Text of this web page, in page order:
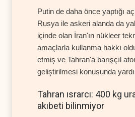
Putin de daha önce yaptığı
Rusya ile askeri alanda da
içinde olan İran'ın nükleer
amaçlarla kullanma hakkı
etmiş ve Tahran'a barışçıl
geliştirilmesi konusunda
Tahran ısrarcı: 400 kg
akıbeti bilinmiyor